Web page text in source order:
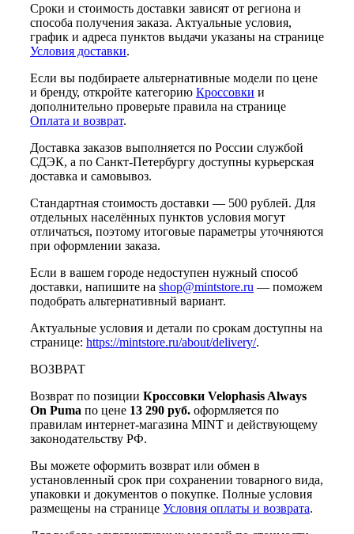
Сроки и стоимость доставки зависят от региона и
способа получения заказа. Актуальные условия,
график и адреса пунктов выдачи указаны на странице
Условия доставки.
Если вы подбираете альтернативные модели по цене
и бренду, откройте категорию Кроссовки и
дополнительно проверьте правила на странице
Оплата и возврат.
Доставка заказов выполняется по России службой
СДЭК, а по Санкт-Петербургу доступны курьерская
доставка и самовывоз.
Стандартная стоимость доставки — 500 рублей. Для
отдельных населённых пунктов условия могут
отличаться, поэтому итоговые параметры уточняются
при оформлении заказа.
Если в вашем городе недоступен нужный способ
доставки, напишите на shop@mintstore.ru — поможем
подобрать альтернативный вариант.
Актуальные условия и детали по срокам доступны на
странице: https://mintstore.ru/about/delivery/.
ВОЗВРАТ
Возврат по позиции Кроссовки Velophasis Always
On Puma по цене 13 290 руб. оформляется по
правилам интернет-магазина MINT и действующему
законодательству РФ.
Вы можете оформить возврат или обмен в
установленный срок при сохранении товарного вида,
упаковки и документов о покупке. Полные условия
размещены на странице Условия оплаты и возврата.